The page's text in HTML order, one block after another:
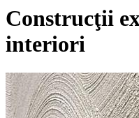
Construcţii
interiori